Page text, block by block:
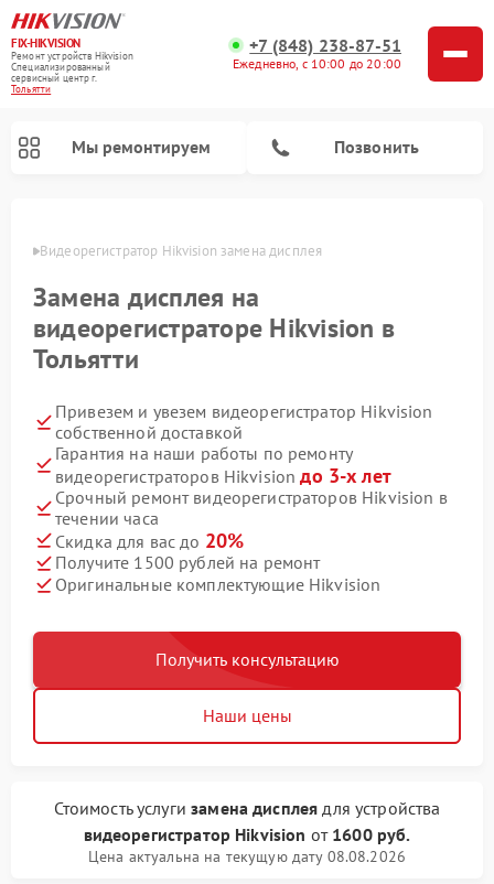
FIX-HIKVISION
Ремонт устройств Hikvision
Специализированный
cервисный центр г.
Тольятти
+7 (848) 238-87-51
Ежедневно, с 10:00 до 20:00
Мы ремонтируем Позвонить
Видеорегистратор Hikvision замена дисплея
Замена дисплея на
видеорегистраторе Hikvision в
Тольятти
Привезем и увезем видеорегистратор Hikvision
собственной доставкой
Гарантия на наши работы по ремонту
видеорегистраторов Hikvisionдо 3-х лет
Срочный ремонт видеорегистраторов Hikvision в
течении часа
Скидка для вас до 20%
Получите 1500 рублей на ремонт
Оригинальные комплектующие Hikvision
Получить консультацию
Наши цены
Стоимость услугизамена дисплея для устройства
видеорегистратор Hikvision от 1600 руб.
Цена актуальна на текущую дату 08.08.2026